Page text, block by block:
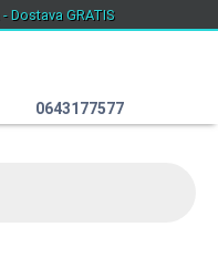
Dostava GRATIS
0643177577